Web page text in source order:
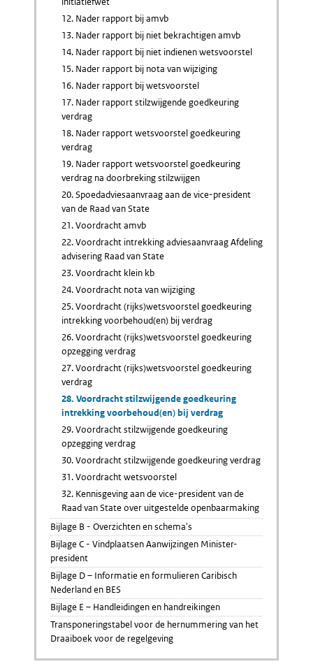
12. Nader rapport bij amvb
13. Nader rapport bij niet bekrachtigen amvb
14. Nader rapport bij niet indienen wetsvoorstel
15. Nader rapport bij nota van wijziging
16. Nader rapport bij wetsvoorstel
17. Nader rapport stilzwijgende goedkeuring
verdrag
18. Nader rapport wetsvoorstel goedkeuring
verdrag
19. Nader rapport wetsvoorstel goedkeuring
verdrag na doorbreking stilzwijgen
20. Spoedadviesaanvraag aan de vice-president
van de Raad van State
21. Voordracht amvb
22. Voordracht intrekking adviesaanvraag Afdeling
advisering Raad van State
23. Voordracht klein kb
24. Voordracht nota van wijziging
25. Voordracht (rijks)wetsvoorstel goedkeuring
intrekking voorbehoud(en) bij verdrag
26. Voordracht (rijks)wetsvoorstel goedkeuring
opzegging verdrag
27. Voordracht (rijks)wetsvoorstel goedkeuring
verdrag
28. Voordracht stilzwijgende goedkeuring
intrekking voorbehoud(en) bij verdrag
29. Voordracht stilzwijgende goedkeuring
opzegging verdrag
30. Voordracht stilzwijgende goedkeuring verdrag
31. Voordracht wetsvoorstel
32. Kennisgeving aan de vice-president van de
Raad van State over uitgestelde openbaarmaking
Bijlage B - Overzichten en schema's
Bijlage C - Vindplaatsen Aanwijzingen Minister-
president
Bijlage D – Informatie en formulieren Caribisch
Nederland en BES
Bijlage E – Handleidingen en handreikingen
Transponeringstabel voor de hernummering van het
Draaiboek voor de regelgeving